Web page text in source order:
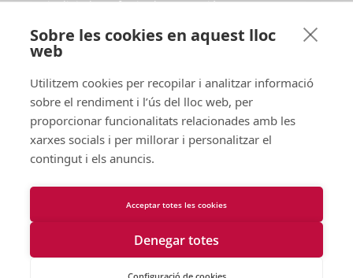
Sobre les cookies en aquest lloc
web
Utilitzem cookies per recopilar i analitzar informació
sobre el rendiment i l’ús del lloc web, per
proporcionar funcionalitats relacionades amb les
xarxes socials i per millorar i personalitzar el
contingut i els anuncis.
Acceptar totes les cookies
Denegar totes
Configuració de cookies
negocis digitals, enfortint la reputació
línia.
Política de privacitat
Galetes
Contacta amb nosaltres